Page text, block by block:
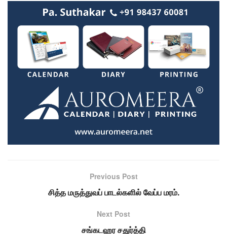
Previous Post
சித்த மருத்துவப் பாடல்களில் வேப்ப மரம்.
Next Post
சங்கடஹர சதுர்த்தி